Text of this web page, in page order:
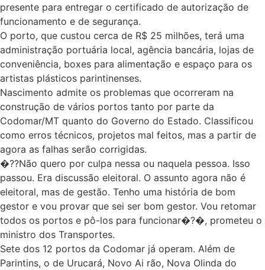
presente para entregar o certificado de autorização de
funcionamento e de segurança.
O porto, que custou cerca de R$ 25 milhões, terá uma
administração portuária local, agência bancária, lojas de
conveniência, boxes para alimentação e espaço para os
artistas plásticos parintinenses.
Nascimento admite os problemas que ocorreram na
construção de vários portos tanto por parte da
Codomar/MT quanto do Governo do Estado. Classificou
como erros técnicos, projetos mal feitos, mas a partir de
agora as falhas serão corrigidas.
�??Não quero por culpa nessa ou naquela pessoa. Isso
passou. Era discussão eleitoral. O assunto agora não é
eleitoral, mas de gestão. Tenho uma história de bom
gestor e vou provar que sei ser bom gestor. Vou retomar
todos os portos e pô-los para funcionar�?�, prometeu o
ministro dos Transportes.
Sete dos 12 portos da Codomar já operam. Além de
Parintins, o de Urucará, Novo Ai rão, Nova Olinda do